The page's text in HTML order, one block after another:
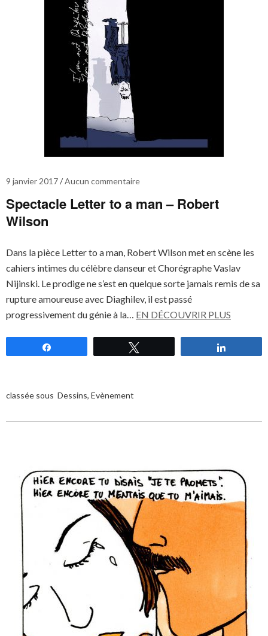
9 janvier 2017 Aucun commentaire
Spectacle Letter to a man – Robert
Wilson
Dans la pièce Letter to a man, Robert Wilson met en scène les
cahiers intimes du célèbre danseur et Chorégraphe Vaslav
Nijinski. Le prodige ne s’est en quelque sorte jamais remis de sa
rupture amoureuse avec Diaghilev, il est passé
progressivement du génie à la… EN DÉCOUVRIR PLUS
classée sous Dessins, Evènement